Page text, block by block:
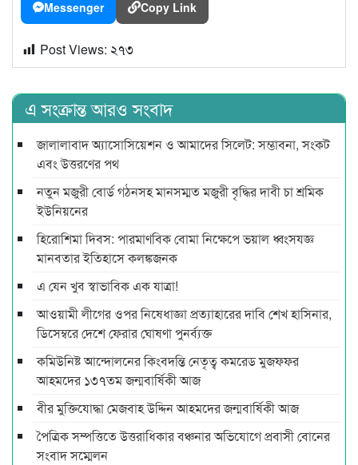
Messenger Copy Link
Post Views: ২৭৩
এ সংক্রান্ত আরও সংবাদ
জালালাবাদ অ্যাসোসিয়েশন ও আমাদের সিলেট: সম্ভাবনা, সংকট
এবং উত্তরণের পথ
নতুন মজুরী বোর্ড গঠনসহ মানসম্মত মজুরী বৃদ্ধির দাবী চা শ্রমিক
ইউনিয়নের
হিরোশিমা দিবস: পারমাণবিক বোমা নিক্ষেপে ভয়াল ধ্বংসযজ্ঞ
মানবতার ইতিহাসে কলঙ্কজনক
এ যেন খুব স্বাভাবিক এক যাত্রা!
আওয়ামী লীগের ওপর নিষেধাজ্ঞা প্রত্যাহারের দাবি শেখ হাসিনার,
ডিসেম্বরে দেশে ফেরার ঘোষণা পুনর্ব্যক্ত
কমিউনিষ্ট আন্দোলনের কিংবদন্তি নেতৃত্ব কমরেড মুজফ্ফর
আহমদের ১৩৭তম জন্মবার্ষিকী আজ
বীর মুক্তিযোদ্ধা মেজবাহ উদ্দিন আহমদের জন্মবার্ষিকী আজ
পৈত্রিক সম্পত্তিতে উত্তরাধিকার বঞ্চনার অভিযোগে প্রবাসী বোনের
সংবাদ সম্মেলন